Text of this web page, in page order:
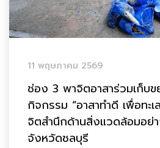
11 พฤษภาคม 2569
ช่อง 3 พาจิตอาสาร่วมเก็บข
กิจกรรม “อาสาทำดี เพื่อทะเ
จิตสำนึกด้านสิ่งแวดล้อมอ
จังหวัดชลบุรี